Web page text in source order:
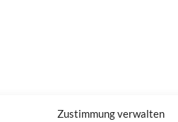
Zustimmung verwalten